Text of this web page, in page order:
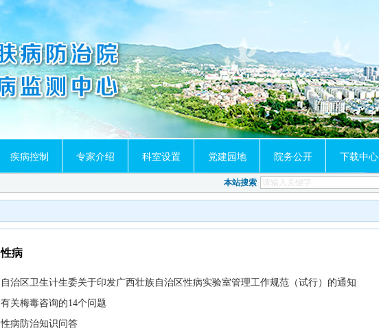
疾病控制 专家介绍 科室设置 党建园地 院务公开 下载中心
本站搜索
性病
自治区卫生计生委关于印发广西壮族自治区性病实验室管理工作规范（试行）的通知
有关梅毒咨询的14个问题
性病防治知识问答